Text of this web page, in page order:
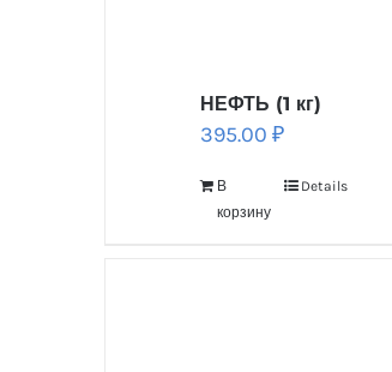
НЕФТЬ (1 кг)
395.00₽
В
корзину
Details